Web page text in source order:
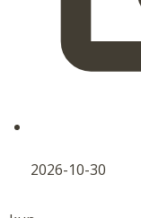
2026-10-30